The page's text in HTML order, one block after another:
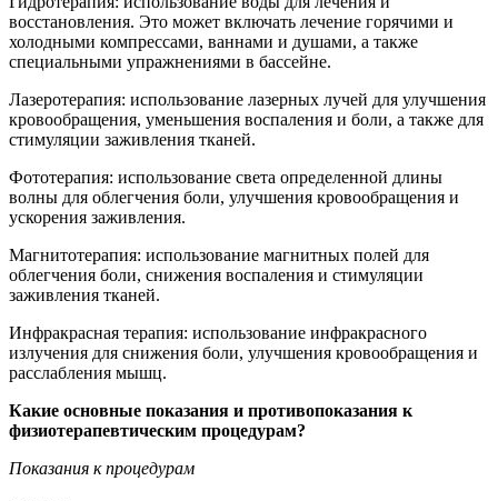
восстановления. Это может включать лечение горячими и
холодными компрессами, ваннами и душами, а также
специальными упражнениями в бассейне.
Лазеротерапия: использование лазерных лучей для улучшения
кровообращения, уменьшения воспаления и боли, а также для
стимуляции заживления тканей.
Фототерапия: использование света определенной длины
волны для облегчения боли, улучшения кровообращения и
ускорения заживления.
Магнитотерапия: использование магнитных полей для
облегчения боли, снижения воспаления и стимуляции
заживления тканей.
Инфракрасная терапия: использование инфракрасного
излучения для снижения боли, улучшения кровообращения и
расслабления мышц.
Какие основные показания и противопоказания к
физиотерапевтическим процедурам?
Показания к процедурам